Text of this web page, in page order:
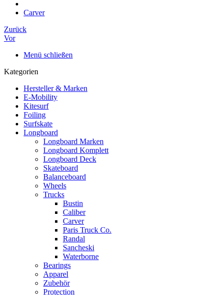
Carver
Zurück
Vor
Menü schließen
Kategorien
Hersteller & Marken
E-Mobility
Kitesurf
Foiling
Surfskate
Longboard
Longboard Marken
Longboard Komplett
Longboard Deck
Skateboard
Balanceboard
Wheels
Trucks
Bustin
Caliber
Carver
Paris Truck Co.
Randal
Sancheski
Waterborne
Bearings
Apparel
Zubehör
Protection